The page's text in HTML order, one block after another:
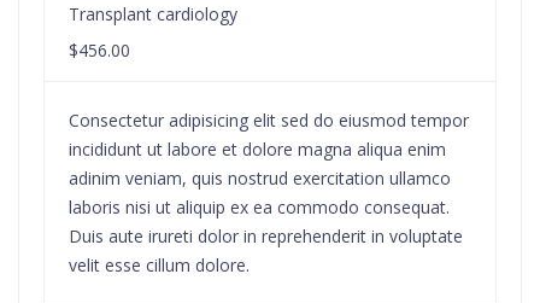
Transplant cardiology
$456.00
Consectetur adipisicing elit sed do eiusmod tempor
incididunt ut labore et dolore magna aliqua enim
adinim veniam, quis nostrud exercitation ullamco
laboris nisi ut aliquip ex ea commodo consequat.
Duis aute irureti dolor in reprehenderit in voluptate
velit esse cillum dolore.